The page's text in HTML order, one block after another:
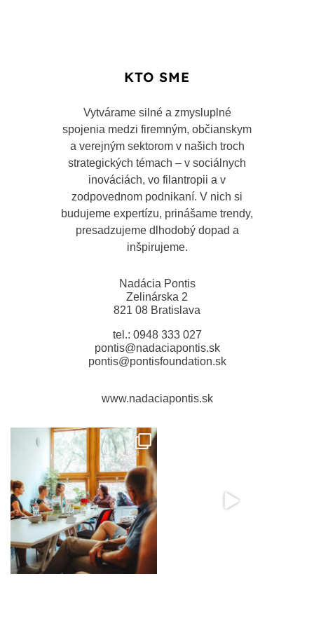
KTO SME
Vytvárame silné a zmysluplné
spojenia medzi firemným, občianskym
a verejným sektorom v našich troch
strategických témach – v sociálnych
inováciách, vo filantropii a v
zodpovednom podnikaní. V nich si
budujeme expertízu, prinášame trendy,
presadzujeme dlhodobý dopad a
inšpirujeme.
Nadácia Pontis
Zelinárska 2
821 08 Bratislava
tel.: 0948 333 027
pontis@nadaciapontis.sk
pontis@pontisfoundation.sk
www.nadaciapontis.sk